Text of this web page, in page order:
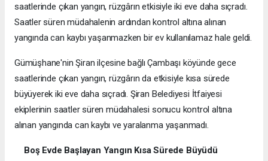
saatlerinde çıkan yangın, rüzgârın etkisiyle iki eve daha sıçradı.
Saatler süren müdahalenin ardından kontrol altına alınan
yangında can kaybı yaşanmazken bir ev kullanılamaz hale geldi.
Gümüşhane'nin Şiran ilçesine bağlı Çambaşı köyünde gece
saatlerinde çıkan yangın, rüzgârın da etkisiyle kısa sürede
büyüyerek iki eve daha sıçradı. Şiran Belediyesi İtfaiyesi
ekiplerinin saatler süren müdahalesi sonucu kontrol altına
alınan yangında can kaybı ve yaralanma yaşanmadı.
Boş Evde Başlayan Yangın Kısa Sürede Büyüdü